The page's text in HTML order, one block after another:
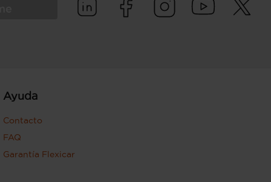
Ayuda
Contacto
FAQ
Garantía Flexicar